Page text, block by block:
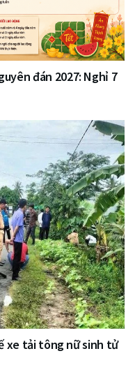
đán 2027: Nghỉ 7
xe tải tông nữ sinh tử